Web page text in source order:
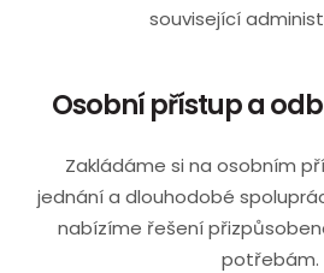
související
Osobní přístup a
Zakládáme si na osobním
jednání a dlouhodobé
nabízíme řešení
potřebám.